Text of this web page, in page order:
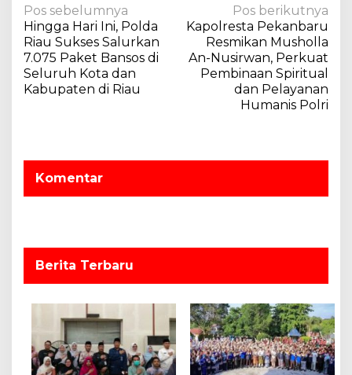
N
a
v
i
g
i
p
Pos sebelumnya
Hingga Hari Ini, Polda
Riau Sukses Salurkan
7.075 Paket Bansos di
Seluruh Kota dan
Kabupaten di Riau
Pos berikutnya
Kapolresta Pekanbaru
Resmikan Musholla
An-Nusirwan, Perkuat
Pembinaan Spiritual
dan Pelayanan
Humanis Polri
Komentar
Berita Terbaru